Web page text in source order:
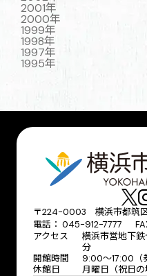
2001年
2000年
1999年
1998年
1997年
1995年
〒224-0003 横浜市都筑区
電話： 045-912-7777
アクセス
横浜市営地下
分
開館時間
9:00〜17:00（
休館日
月曜日（祝日